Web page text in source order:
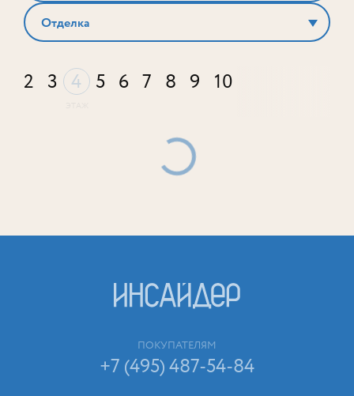
Отделка
2 3 4 5 6 7 8 9 10
ПОКУПАТЕЛЯМ
+7 (495) 487-54-84